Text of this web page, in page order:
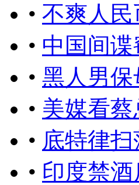
• 不爽人
• 中国间
• 黑人男
• 美媒看
• 底特律
• 印度禁